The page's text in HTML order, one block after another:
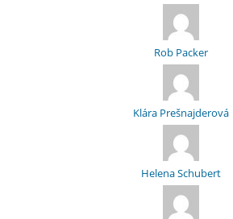
Rob Packer
Klára Prešnajderová
Helena Schubert